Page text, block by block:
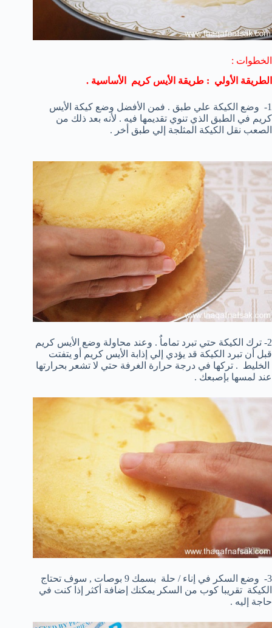
الخطوات :
الطريقة الأولي : طريقة الأيس كريم الأساسية .
1- وضع الكيكة علي طبق . فمن الأفضل وضع كيكة الأيس
كريم في الطبق الذي تنوي تقديمها فيه . لأنه بعد ذلك من
الصعب نقل الكيكة المثلجة إلي طبق أخر .
2- ترك الكيكة حتي تبرد تماماٌ . وعند محاولة وضع الأيس كريم
قبل أن تبرد الكيكة قد يؤدي إلي إذابة الأيس كريم أو يتفتت
الخليط . تركها في درجة حرارة الغرفة حتي لا تشعر بحرارتها
عند لمسها بإصبعك .
3- وضع السكر في إناء / حلة بسمك 9 بوصات , سوف تحتاج
الكيكة تقريبا كوب من السكر يمكنك إضافة أكثر إذا كنت في
حاجة إليه .